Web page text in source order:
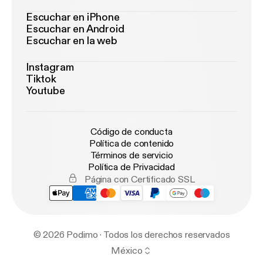
Escuchar en iPhone
Escuchar en Android
Escuchar en la web
Instagram
Tiktok
Youtube
Código de conducta
Política de contenido
Términos de servicio
Política de Privacidad
Página con Certificado SSL
© 2026 Podimo · Todos los derechos reservados
México